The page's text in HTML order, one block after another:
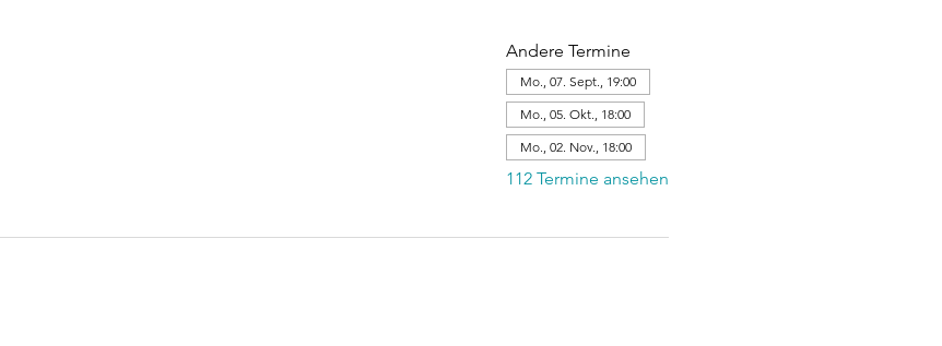
Andere Termine
Mo., 07. Sept., 19:00
Mo., 05. Okt., 18:00
Mo., 02. Nov., 18:00
112 Termine ansehen